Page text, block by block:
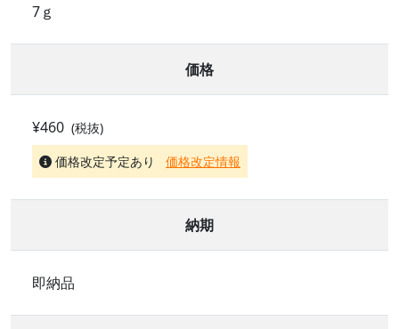
7ｇ
価格
¥460 (税抜)
価格改定予定あり
価格改定情報
納期
即納品